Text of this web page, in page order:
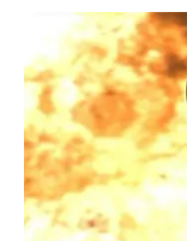
Subió los
alimentando
de sus peores
La puerta del
entreabierta,
quedó grabada